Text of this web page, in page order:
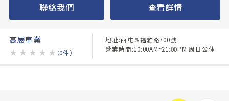
聯絡我們 查看詳情
高展車業
★ ★ ★ ★ ★ （0件）
地址:西屯區福雅路700號
營業時間:10:00AM~21:00PM 周日公休